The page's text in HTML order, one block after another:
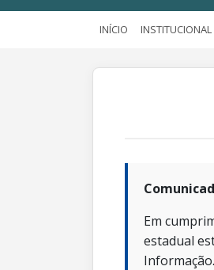
INÍCIO INSTITUCIONAL
Em
estadual
Informação.